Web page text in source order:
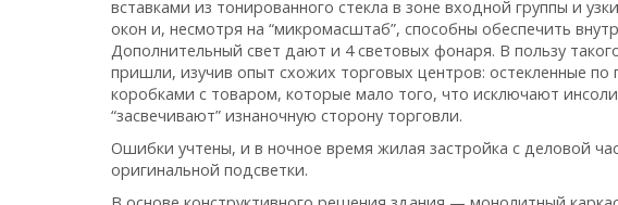
вставками из тонированного стекла в зоне входной группы и
окон и, несмотря на “микромасштаб”, способны обеспечить
Дополнительный свет дают и 4 световых фонаря. В пользу
пришли, изучив опыт схожих торговых центров: остекленные
коробками с товаром, которые мало того, что исключают
“засвечивают” изнаночную сторону торговли.
Ошибки учтены, и в ночное время жилая застройка с деловой
оригинальной подсветки.